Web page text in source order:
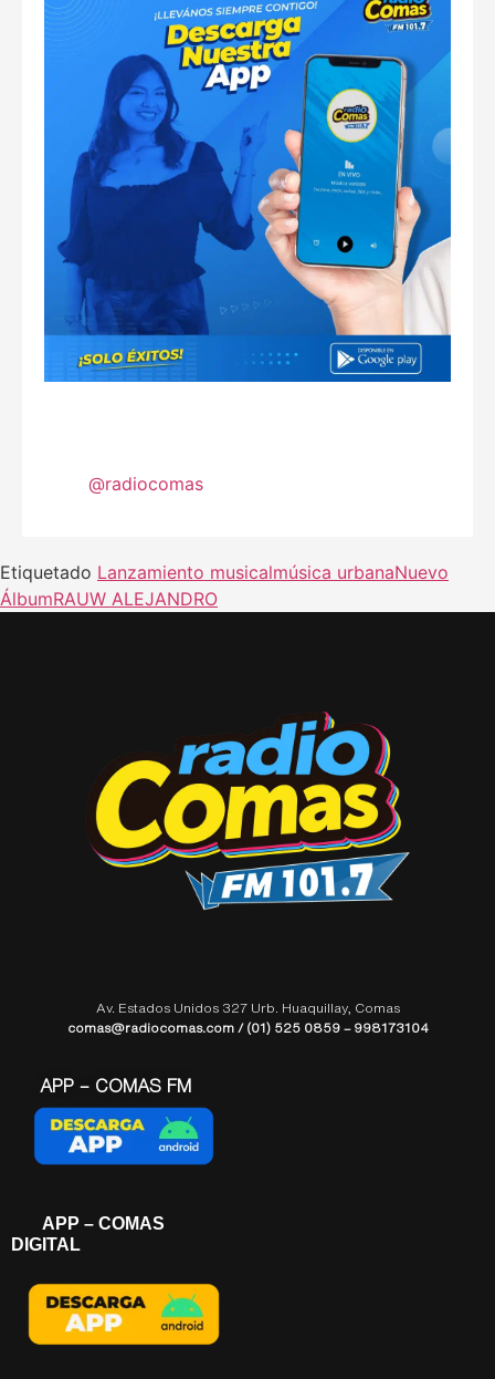
@radiocomas
Etiquetado Lanzamiento musicalmúsica urbanaNuevo
ÁlbumRAUW ALEJANDRO
Av. Estados Unidos 327 Urb. Huaquillay, Comas
comas@radiocomas.com / (01) 525 0859 – 998173104
APP – COMAS FM
APP – COMAS
DIGITAL